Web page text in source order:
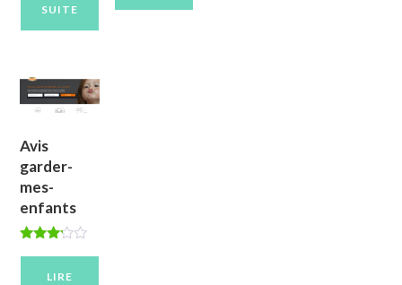
SUITE
Avis
garder-
mes-
enfants
sur 5LIRE